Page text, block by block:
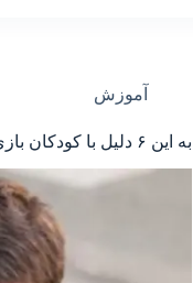
آموزش
به این ۶ دلیل با کودکان بازی کنید